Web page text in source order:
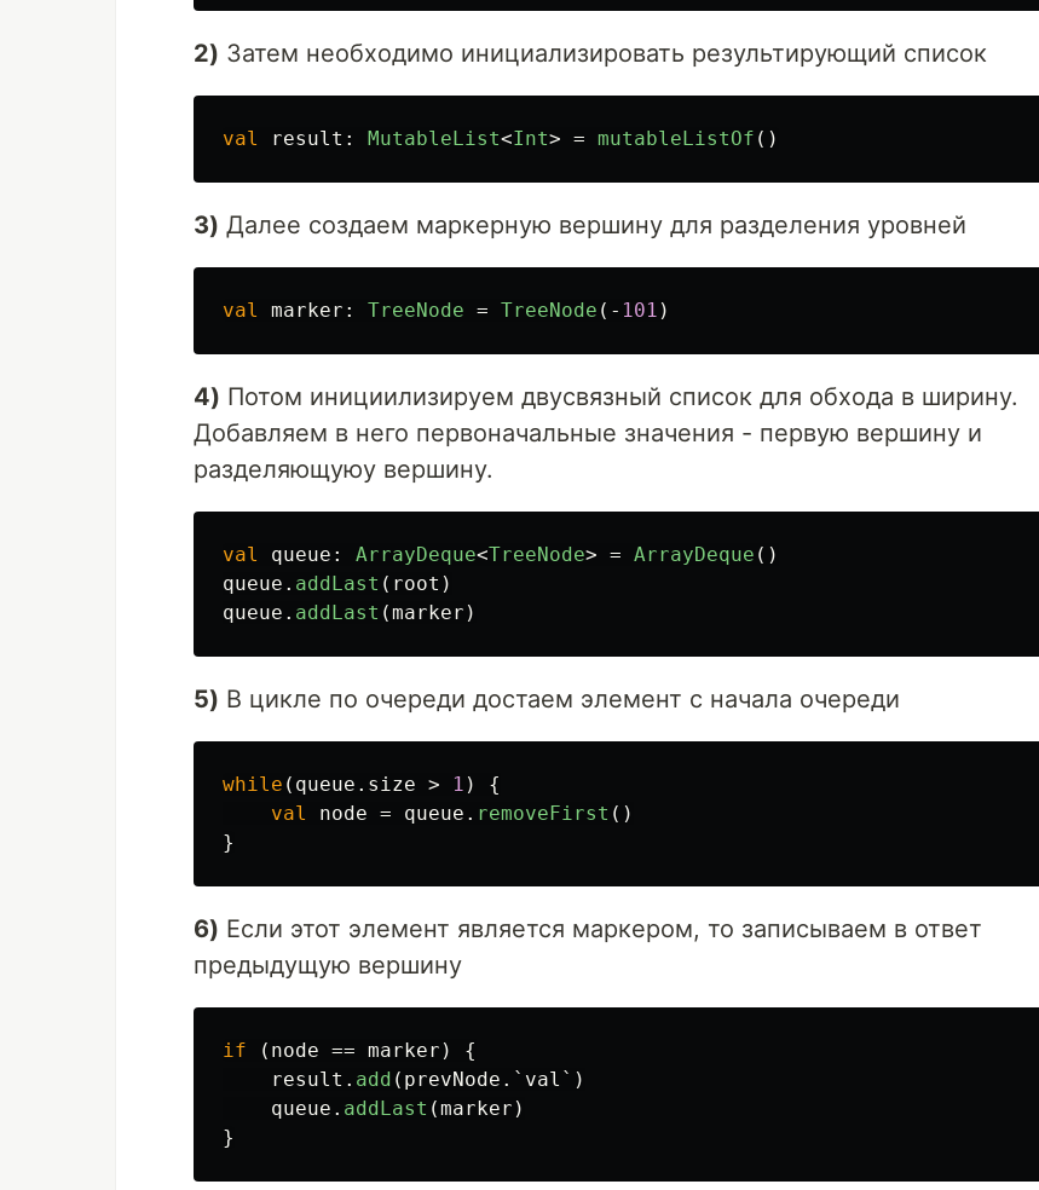
2) Затем необходимо инициализировать результирующий список
val result : MutableList<Int> = mutableListOf ()
3) Далее создаем маркерную вершину для разделения уровней
val marker : TreeNode = TreeNode (- 101 )
4) Потом инициилизируем двусвязный список для обхода в ширину.
Добавляем в него первоначальные значения - первую вершину и
разделяющуюу вершину.
val queue : ArrayDeque<TreeNode> = ArrayDeque ()
queue . addLast ( root )
queue . addLast (marker )
5) В цикле по очереди достаем элемент с начала очереди
while ( queue . size > 1 )
{
val
node = queue . removeFirst ()
}
6) Если этот элемент является маркером, то записываем в ответ
предыдущую вершину
if ( node == marker )
{
result . add ( prevNode . `val` )
queue . addLast (marker )
}